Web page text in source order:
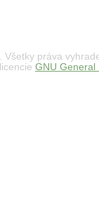
Všetky práva
GNU General